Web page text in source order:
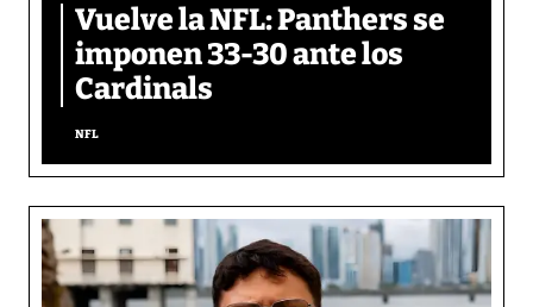
Vuelve la NFL: Panthers se
imponen 33-30 ante los
Cardinals
NFL